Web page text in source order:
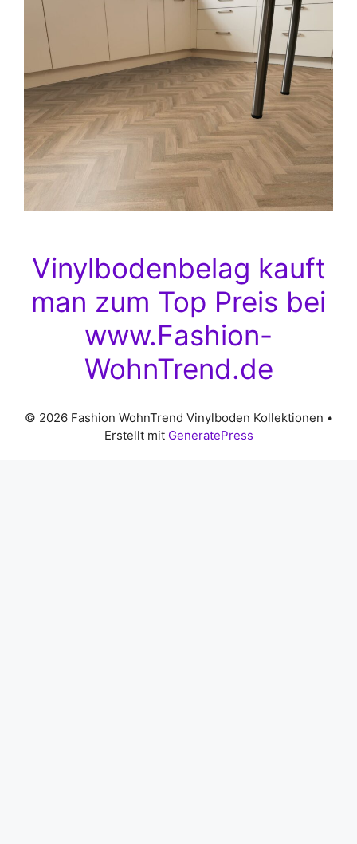
Vinylbodenbelag kauft
man zum Top Preis bei
www.Fashion-
WohnTrend.de
© 2026 Fashion WohnTrend Vinylboden Kollektionen •
Erstellt mit GeneratePress